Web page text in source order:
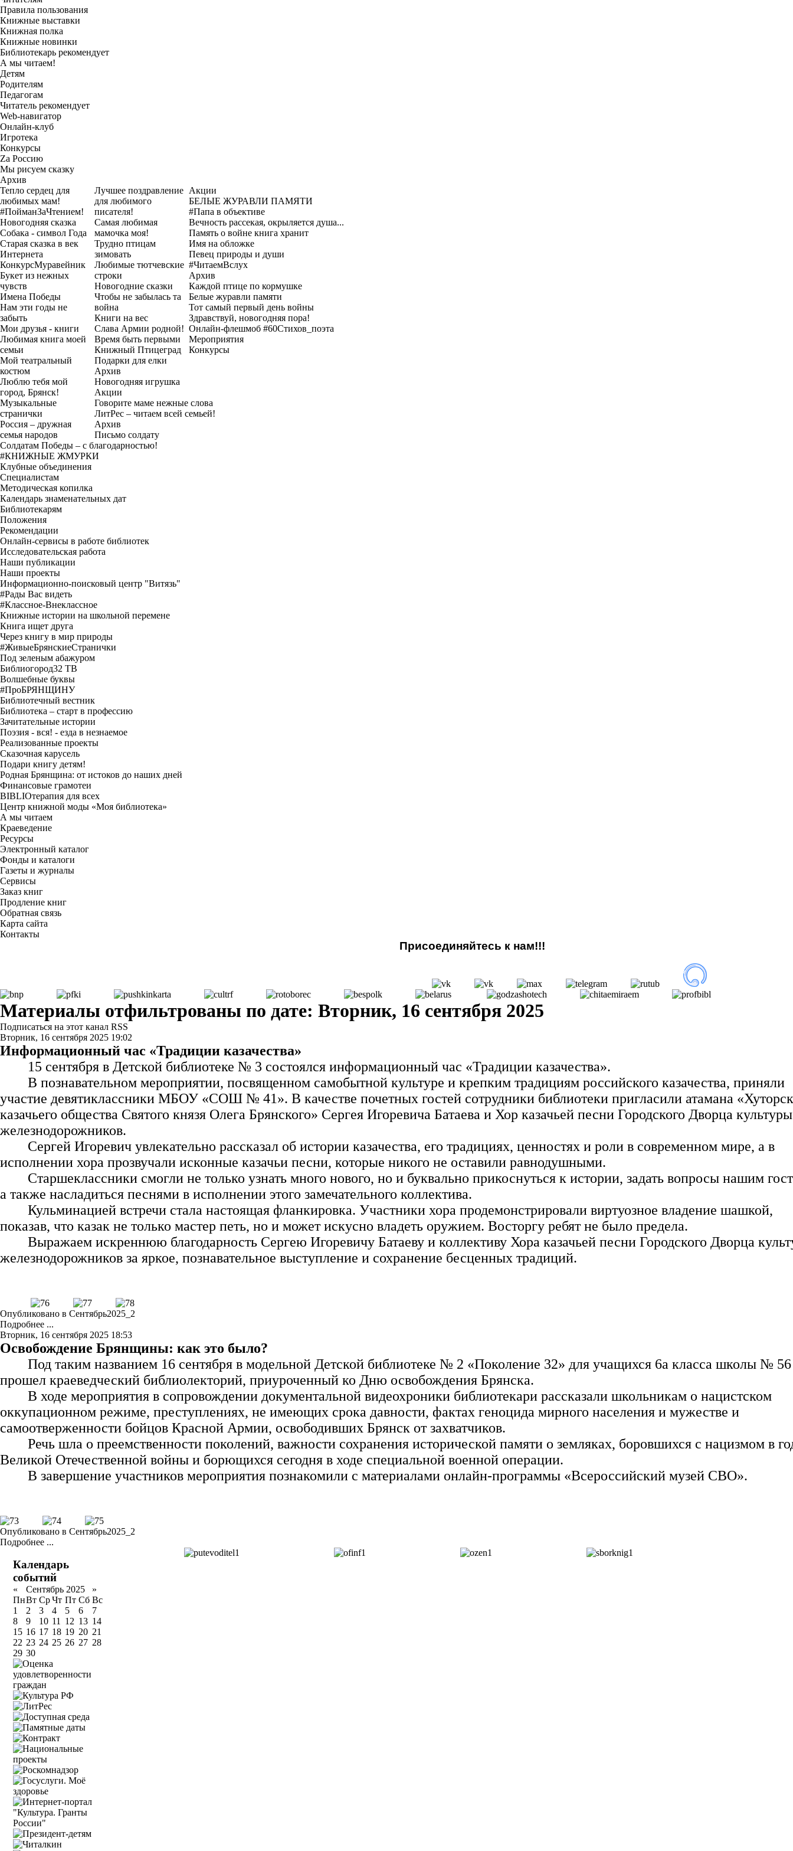
Правила пользования
Книжные выставки
Книжная полка
Книжные новинки
Библиотекарь рекомендует
А мы читаем!
Детям
Родителям
Педагогам
Читатель рекомендует
Web-навигатор
Онлайн-клуб
Игротека
Конкурсы
Zа Россию
Мы рисуем сказку
Архив
Тепло сердец для
любимых мам!
#ПойманЗаЧтением!
Новогодняя сказка
Собака - символ Года
Старая сказка в век
Интернета
КонкурсМуравейник
Букет из нежных
чувств
Имена Победы
Нам эти годы не
забыть
Мои друзья - книги
Любимая книга моей
семьи
Мой театральный
костюм
Люблю тебя мой
город, Брянск!
Музыкальные
странички
Россия – дружная
семья народов
Лучшее поздравление
для любимого
писателя!
Самая любимая
мамочка моя!
Трудно птицам
зимовать
Любимые тютчевские
строки
Новогодние сказки
Чтобы не забылась та
война
Книги на вес
Слава Армии родной!
Время быть первыми
Книжный Птицеград
Акции
БЕЛЫЕ ЖУРАВЛИ ПАМЯТИ
#Папа в объективе
Вечность рассекая, окрыляется душа...
Память о войне книга хранит
Имя на обложке
Певец природы и души
#ЧитаемВслух
Архив
Каждой птице по кормушке
Белые журавли памяти
Тот самый первый день войны
Здравствуй, новогодняя пора!
Онлайн-флешмоб #60Стихов_поэта
Мероприятия
Конкурсы
Подарки для елки
Архив
Новогодняя игрушка
Акции
Говорите маме нежные слова
ЛитРес – читаем всей семьей!
Архив
Письмо солдату
Солдатам Победы – с благодарностью!
#КНИЖНЫЕ ЖМУРКИ
Клубные объединения
Специалистам
Методическая копилка
Календарь знаменательных дат
Библиотекарям
Положения
Рекомендации
Онлайн-сервисы в работе библиотек
Исследовательская работа
Наши публикации
Наши проекты
Информационно-поисковый центр "Витязь"
#Рады Вас видеть
#Классное-Внеклассное
Книжные истории на школьной перемене
Книга ищет друга
Через книгу в мир природы
#ЖивыеБрянскиеСтранички
Под зеленым абажуром
Библиогород32 ТВ
Волшебные буквы
#ПроБРЯНЩИНУ
Библиотечный вестник
Библиотека – старт в профессию
Зачитательные истории
Поэзия - вся! - езда в незнаемое
Реализованные проекты
Сказочная карусель
Подари книгу детям!
Родная Брянщина: от истоков до наших дней
Финансовые грамотеи
BIBLIOтерапия для всех
Центр книжной моды «Моя библиотека»
А мы читаем
Краеведение
Ресурсы
Электронный каталог
Фонды и каталоги
Газеты и журналы
Сервисы
Заказ книг
Продление книг
Обратная связь
Карта сайта
Контакты
Присоединяйтесь к нам!!!
Материалы отфильтрованы по дате: Вторник, 16 сентября 2025
Подписаться на этот канал RSS
Вторник, 16 сентября 2025 19:02
Информационный час «Традиции казачества»
15 сентября в Детской библиотеке № 3 состоялся информационный час «Традиции казачества».
В познавательном мероприятии, посвященном самобытной культуре и крепким традициям российского казачества, приняли
участие девятиклассники МБОУ «СОШ № 41». В качестве почетных гостей сотрудники библиотеки пригласили атамана
казачьего общества Святого князя Олега Брянского» Сергея Игоревича Батаева и Хор казачьей песни Городского Дворца культуры
железнодорожников.
Сергей Игоревич увлекательно рассказал об истории казачества, его традициях, ценностях и роли в современном мире, а в
исполнении хора прозвучали исконные казачьи песни, которые никого не оставили равнодушными.
Старшеклассники смогли не только узнать много нового, но и буквально прикоснуться к истории, задать вопросы нашим
а также насладиться песнями в исполнении этого замечательного коллектива.
Кульминацией встречи стала настоящая фланкировка. Участники хора продемонстрировали виртуозное владение шашкой,
показав, что казак не только мастер петь, но и может искусно владеть оружием. Восторгу ребят не было предела.
Выражаем искреннюю благодарность Сергею Игоревичу Батаеву и коллективу Хора казачьей песни Городского Дворца
железнодорожников за яркое, познавательное выступление и сохранение бесценных традиций.
Опубликовано в Сентябрь2025_2
Подробнее ...
Вторник, 16 сентября 2025 18:53
Освобождение Брянщины: как это было?
Под таким названием 16 сентября в модельной Детской библиотеке № 2 «Поколение 32» для учащихся 6а класса школы № 56
прошел краеведческий библиолекторий, приуроченный ко Дню освобождения Брянска.
В ходе мероприятия в сопровождении документальной видеохроники библиотекари рассказали школьникам о нацистском
оккупационном режиме, преступлениях, не имеющих срока давности, фактах геноцида мирного населения и мужестве и
самоотверженности бойцов Красной Армии, освободивших Брянск от захватчиков.
Речь шла о преемственности поколений, важности сохранения исторической памяти о земляках, боровшихся с нацизмом в
Великой Отечественной войны и борющихся сегодня в ходе специальной военной операции.
В завершение участников мероприятия познакомили с материалами онлайн-программы «Всероссийский музей СВО».
Опубликовано в Сентябрь2025_2
Подробнее ...
Календарь
событий
« Сентябрь 2025
»
ПнВт СрЧт Пт Сб Вс
1
2 3 4 5 6
7
8
9 10 11 12 13 14
15 16 17 18 19 20 21
22 23 24 25 26 27 28
29 30